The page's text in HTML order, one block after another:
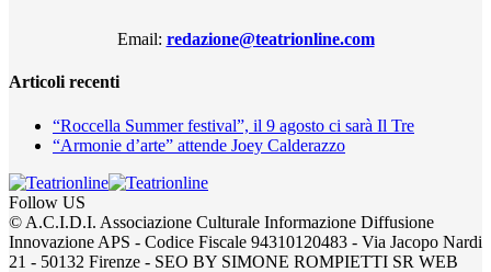
Email: redazione@teatrionline.com
Articoli recenti
“Roccella Summer festival”, il 9 agosto ci sarà Il Tre
“Armonie d’arte” attende Joey Calderazzo
Follow US
© A.C.I.D.I. Associazione Culturale Informazione Diffusione
Innovazione APS - Codice Fiscale 94310120483 - Via Jacopo Nardi
21 - 50132 Firenze - SEO BY SIMONE ROMPIETTI SR WEB